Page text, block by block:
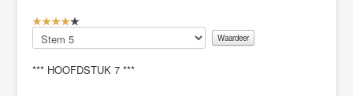
G
e
b
Voeg
waardering
*** HOOFDSTUK 7 ***